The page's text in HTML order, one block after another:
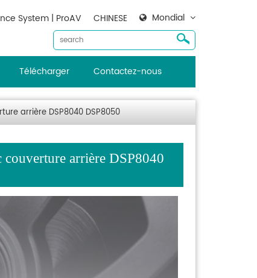
Mondial
CHINESE
System | ProAV
Télécharger Contactez-nous
arrière DSP8040 DSP8050
arrière DSP8040